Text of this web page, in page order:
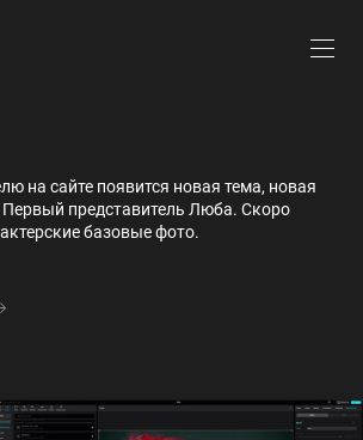
на сайте появится новая тема, новая
Первый представитель Люба. Скоро
базовые фото.